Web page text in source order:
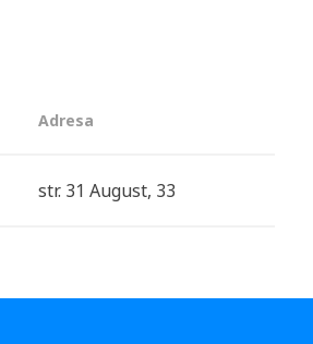
Adresa
str. 31 August, 33